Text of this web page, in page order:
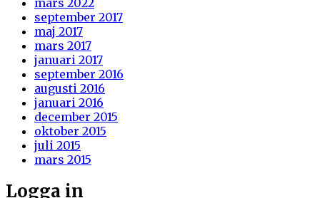
september 2017
maj 2017
mars 2017
januari 2017
september 2016
augusti 2016
januari 2016
december 2015
oktober 2015
juli 2015
mars 2015
Logga in